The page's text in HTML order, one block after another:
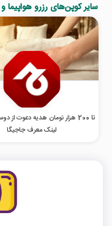
سایر کوپن‌های رزرو هواپیما
تا 200 هزار تومان هدیه دعوت از
لینک معرف جاجیگا